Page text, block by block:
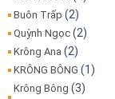
Buôn Trấp (2)
Quỳnh Ngọc (2)
Krông Ana (2)
KRÔNG BÔNG (1)
Krông Bông (3)